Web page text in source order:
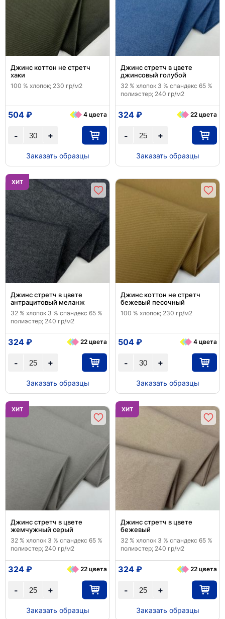
Джинс коттон не стретч
хаки
100 % хлопок; 230 гр/м2
+
-
504 ₽ 4 цвета
Заказать образцы
Джинс стретч в цвете
джинсовый голубой
32 % хлопок 3 % спандекс 65 %
полиэстер; 240 гр/м2
+
-
324 ₽ 22 цвета
Заказать образцы
ХИТ
Джинс стретч в цвете
антрацитовый меланж
32 % хлопок 3 % спандекс 65 %
полиэстер; 240 гр/м2
+
-
324 ₽ 22 цвета
Заказать образцы
Джинс коттон не стретч
бежевый песочный
100 % хлопок; 230 гр/м2
+
-
504 ₽ 4 цвета
Заказать образцы
ХИТ
Джинс стретч в цвете
жемчужный серый
32 % хлопок 3 % спандекс 65 %
полиэстер; 240 гр/м2
+
-
324 ₽ 22 цвета
Заказать образцы
ХИТ
Джинс стретч в цвете
бежевый
32 % хлопок 3 % спандекс 65 %
полиэстер; 240 гр/м2
+
-
324 ₽ 22 цвета
Заказать образцы